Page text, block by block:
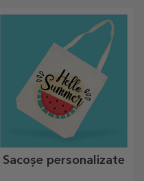
parteneriat cu echipa alb-
vișinie
Sacoșe personalizate